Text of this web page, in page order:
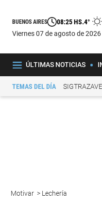
BUENOS AIRES 08:25 HS.4°
viernes 07 de agosto de 2026
ÚLTIMAS NOTICIAS
TEMAS DEL DÍA
Motivar > Lechería